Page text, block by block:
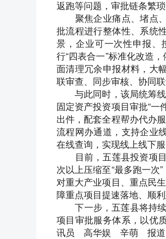
返跑等问题，审批链条繁
聚焦企业痛点、堵点、
批流程进行整体性、系统
景，企业可一次性申报、
行“四表合一”标准化改造
面清理冗余申报材料，大
联审查、同步审核、协同
与此同时，该局统筹线
固定资产投资项目审批“一
出件，配套全程帮办代办
流程网办通道，支持企业
在线查询，实现线上线下
目前，五莲县投资项目
次以上压缩至“最多跑一
对重大产业项目、重点民
障重点项目提速落地、顺利
下一步，五莲县将持续
项目审批服务体系，以优
讯员 高华娱 辛萌 报道